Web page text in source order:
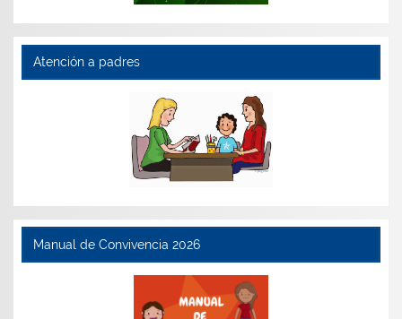
Atención a padres
Manual de Convivencia 2026